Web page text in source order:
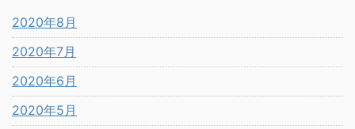
2020年8月
2020年7月
2020年6月
2020年5月